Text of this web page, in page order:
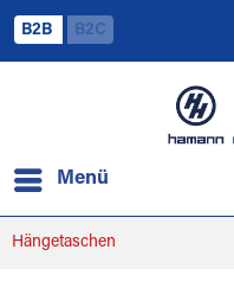
B2B B2C
Menü
Hängetaschen